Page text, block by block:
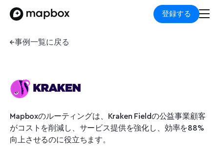
登録する
事例一覧に戻る
Mapboxのルーティングは、Kraken Fieldの公益事業顧客
がコストを削減し、サービス提供を強化し、効率を88%
向上させるのに役立ちます。